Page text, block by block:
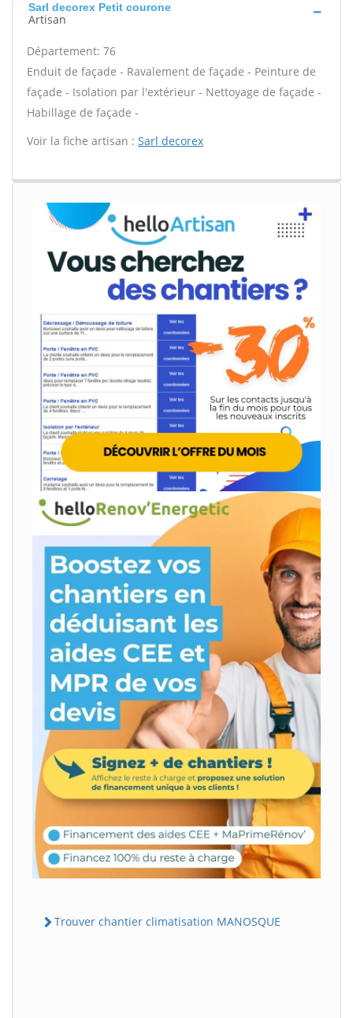
Sarl decorex Petit courone
Artisan
Département: 76
Enduit de façade - Ravalement de façade - Peinture de
façade - Isolation par l'extérieur - Nettoyage de façade -
Habillage de façade -
Voir la fiche artisan : Sarl decorex
Trouver chantier climatisation MANOSQUE